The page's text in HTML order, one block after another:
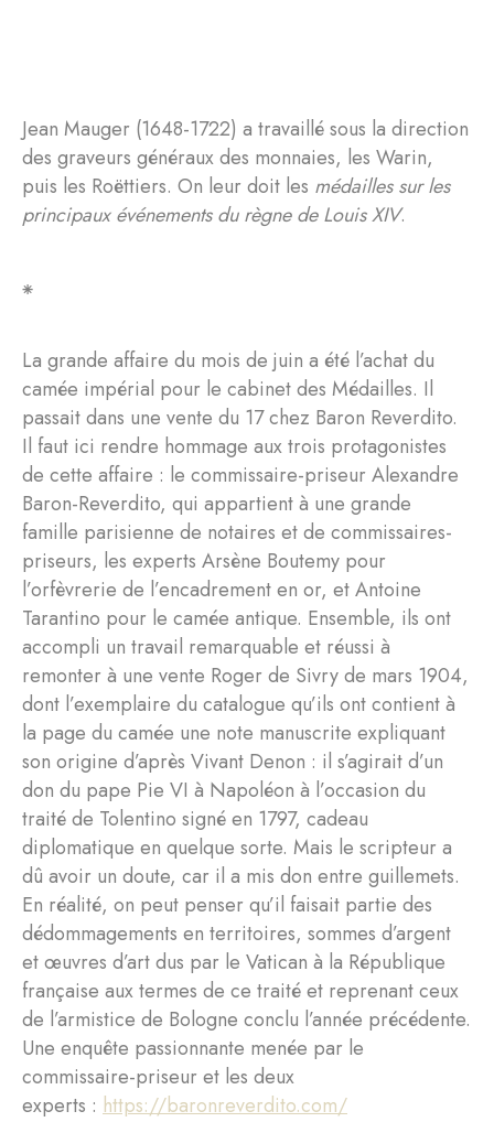
Jean Mauger (1648-1722) a travaillé sous la direction
des graveurs généraux des monnaies, les Warin,
puis les Roëttiers. On leur doit les médailles sur les
principaux événements du règne de Louis XIV.
⁕
La grande affaire du mois de juin a été l’achat du
camée impérial pour le cabinet des Médailles. Il
passait dans une vente du 17 chez Baron Reverdito.
Il faut ici rendre hommage aux trois protagonistes
de cette affaire : le commissaire-priseur Alexandre
Baron-Reverdito, qui appartient à une grande
famille parisienne de notaires et de commissaires-
priseurs, les experts Arsène Boutemy pour
l’orfèvrerie de l’encadrement en or, et Antoine
Tarantino pour le camée antique. Ensemble, ils ont
accompli un travail remarquable et réussi à
remonter à une vente Roger de Sivry de mars 1904,
dont l’exemplaire du catalogue qu’ils ont contient à
la page du camée une note manuscrite expliquant
son origine d’après Vivant Denon : il s’agirait d’un
don du pape Pie VI à Napoléon à l’occasion du
traité de Tolentino signé en 1797, cadeau
diplomatique en quelque sorte. Mais le scripteur a
dû avoir un doute, car il a mis don entre guillemets.
En réalité, on peut penser qu’il faisait partie des
dédommagements en territoires, sommes d’argent
et œuvres d’art dus par le Vatican à la République
française aux termes de ce traité et reprenant ceux
de l’armistice de Bologne conclu l’année précédente.
Une enquête passionnante menée par le
commissaire-priseur et les deux
experts : https://baronreverdito.com/